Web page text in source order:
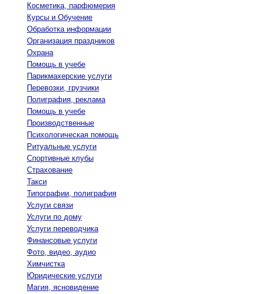
Косметика, парфюмерия
Курсы и Обучение
Обработка информации
Организация праздников
Охрана
Помощь в учебе
Парикмахерские услуги
Перевозки, грузчики
Полиграфия, реклама
Помощь в учебе
Производственные
Психологическая помощь
Ритуальные услуги
Спортивные клубы
Страхование
Такси
Типографии, полиграфия
Услуги связи
Услуги по дому
Услуги переводчика
Финансовые услуги
Фото, видео, аудио
Химчистка
Юридические услуги
Магия, ясновидение